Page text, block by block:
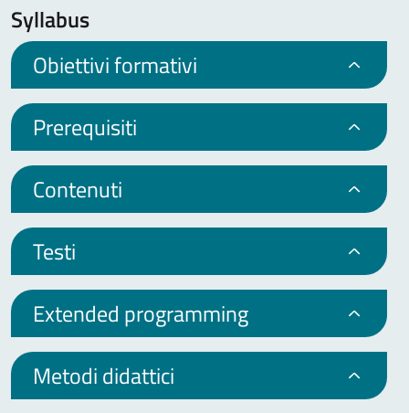
Syllabus
Obiettivi formativi
Prerequisiti
Contenuti
Testi
Extended programming
Metodi didattici